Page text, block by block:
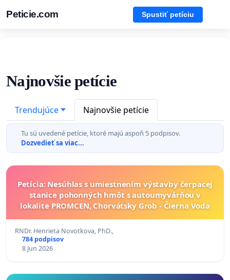
Peticie.com Spustiť petíciu
Najnovšie petície
Trendujúce Najnovšie petície
Tu sú uvedené petície, ktoré majú aspoň 5 podpisov.
Dozvedieť sa viac...
Petícia: Nesúhlas s umiestnením výstavby čerpacej
stanice pohonných hmôt s autoumyvárňou v
lokalite PROMCEN, Chorvátsky Grob - Čierna Voda
RNDr. Henrieta Novotkova, PhD.,
784 podpisov
8 Jun 2026